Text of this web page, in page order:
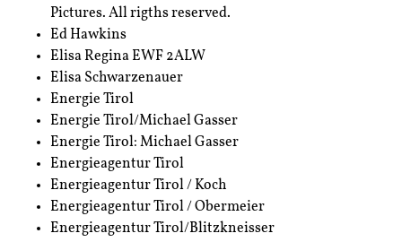
Pictures. All rigths reserved.
Ed Hawkins
Elisa Regina EWF 2ALW
Elisa Schwarzenauer
Energie Tirol
Energie Tirol/Michael Gasser
Energie Tirol: Michael Gasser
Energieagentur Tirol
Energieagentur Tirol / Koch
Energieagentur Tirol / Obermeier
Energieagentur Tirol/Blitzkneisser